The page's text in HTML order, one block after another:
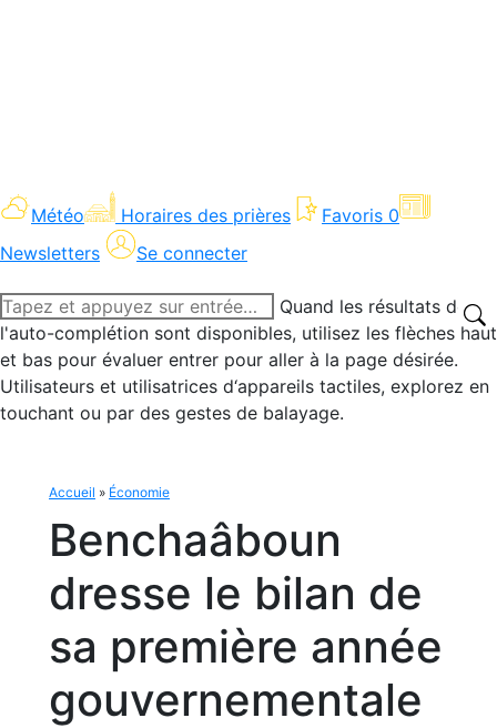
Météo Horaires des prières Favoris 0
Newsletters
Se connecter
Recherche
:
Quand les résultats de
l'auto-complétion sont disponibles, utilisez les flèches haut
et bas pour évaluer entrer pour aller à la page désirée.
Utilisateurs et utilisatrices d‘appareils tactiles, explorez en
touchant ou par des gestes de balayage.
Accueil » Économie
Benchaâboun
dresse le bilan de
sa première année
gouvernementale